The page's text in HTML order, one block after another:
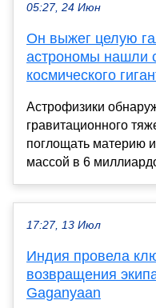
05:27, 24 Июн
Он выжег целую
астрономы нашли
космического
Астрофизики
гравитационного
поглощать материю
массой в 6
17:27, 13 Июл
Индия провела
возвращения
Gaganyaan